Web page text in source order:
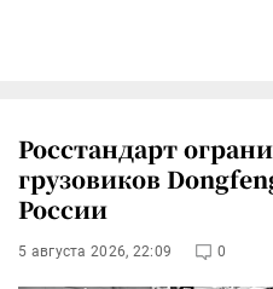
Росстандарт
грузовиков
России
5 августа 2026, 22:09 0